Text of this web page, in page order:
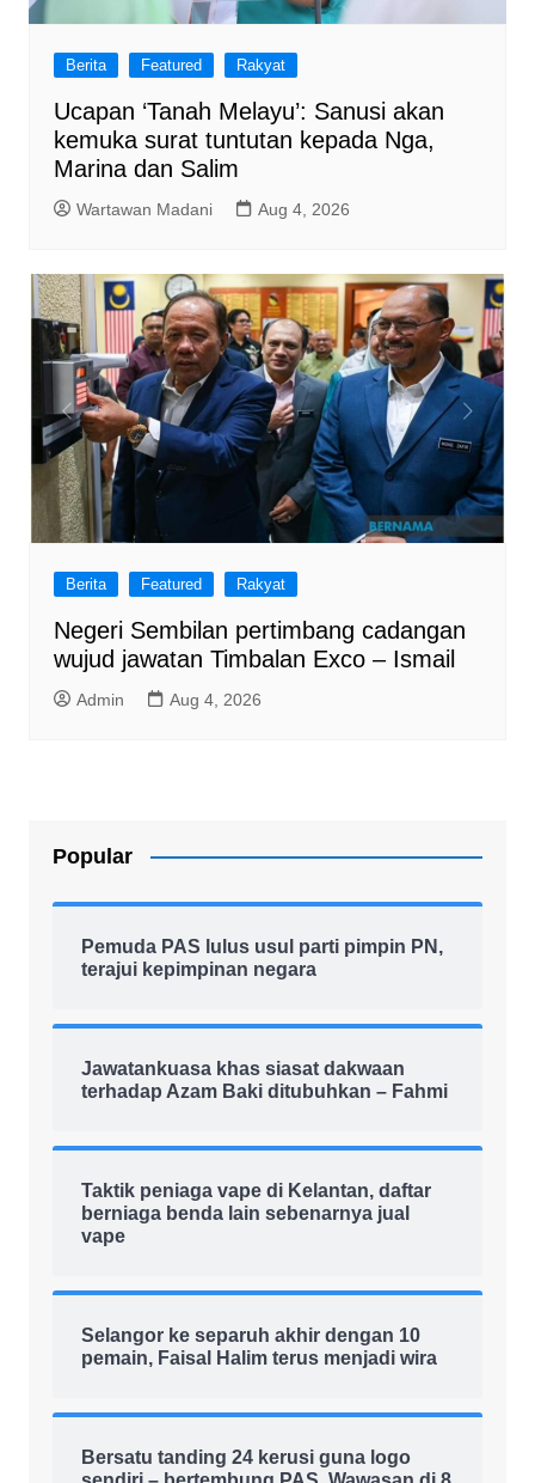
Berita Featured Rakyat
Ucapan ‘Tanah Melayu’: Sanusi akan
kemuka surat tuntutan kepada Nga,
Marina dan Salim
Wartawan Madani Aug 4, 2026
Berita Featured Rakyat
Negeri Sembilan pertimbang cadangan
wujud jawatan Timbalan Exco – Ismail
Admin Aug 4, 2026
Popular
Pemuda PAS lulus usul parti pimpin PN,
terajui kepimpinan negara
Jawatankuasa khas siasat dakwaan
terhadap Azam Baki ditubuhkan – Fahmi
Taktik peniaga vape di Kelantan, daftar
berniaga benda lain sebenarnya jual
vape
Selangor ke separuh akhir dengan 10
pemain, Faisal Halim terus menjadi wira
Bersatu tanding 24 kerusi guna logo